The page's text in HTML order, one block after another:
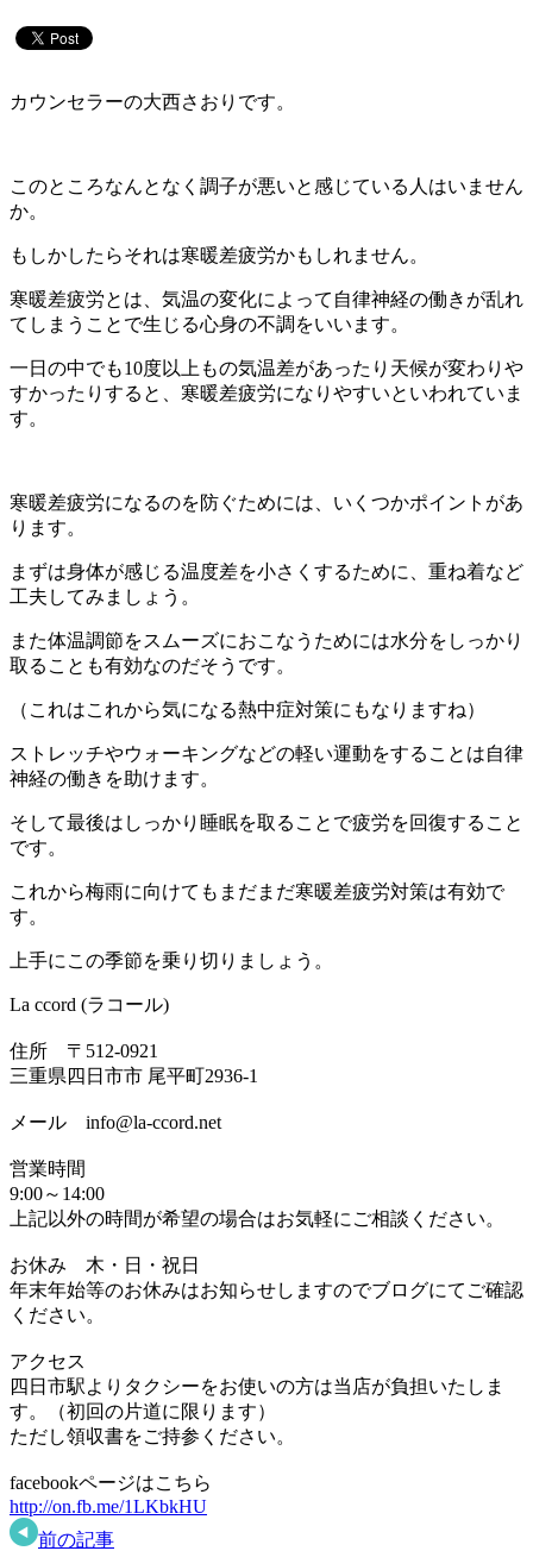
カウンセラーの大西さおりです。
このところなんとなく調子が悪いと感じている人はいません
か。
もしかしたらそれは寒暖差疲労かもしれません。
寒暖差疲労とは、気温の変化によって自律神経の働きが乱れ
てしまうことで生じる心身の不調をいいます。
一日の中でも10度以上もの気温差があったり天候が変わりや
すかったりすると、寒暖差疲労になりやすいといわれていま
す。
寒暖差疲労になるのを防ぐためには、いくつかポイントがあ
ります。
まずは身体が感じる温度差を小さくするために、重ね着など
工夫してみましょう。
また体温調節をスムーズにおこなうためには水分をしっかり
取ることも有効なのだそうです。
（これはこれから気になる熱中症対策にもなりますね）
ストレッチやウォーキングなどの軽い運動をすることは自律
神経の働きを助けます。
そして最後はしっかり睡眠を取ることで疲労を回復すること
です。
これから梅雨に向けてもまだまだ寒暖差疲労対策は有効で
す。
上手にこの季節を乗り切りましょう。
La ccord (ラコール)
住所 〒512-0921
三重県四日市市 尾平町2936-1
メール info@la-ccord.net
営業時間
9:00～14:00
上記以外の時間が希望の場合はお気軽にご相談ください。
お休み 木・日・祝日
年末年始等のお休みはお知らせしますのでブログにてご確認
ください。
アクセス
四日市駅よりタクシーをお使いの方は当店が負担いたしま
す。（初回の片道に限ります）
ただし領収書をご持参ください。
facebookページはこちら
http://on.fb.me/1LKbkHU
前の記事